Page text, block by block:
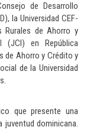
de Desarrollo
la Universidad CEF-
Rurales de Ahorro y
(JCI) en República
de Ahorro y Crédito y
de la Universidad
que presente una
dominicana.